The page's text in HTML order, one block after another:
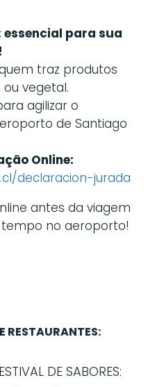
essencial para sua
traz produtos
vegetal.
agilizar o
de Santiago
Online:
declaracion-jurada
antes da viagem
no aeroporto!
RESTAURANTES:
DE SABORES: